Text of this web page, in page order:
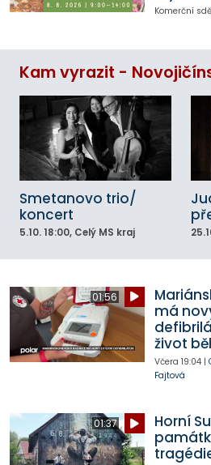
Komerční
Kam vyrazit -
Smetanovo trio/
koncert
5.10. 18:00, Celý MS kraj
01:56
má
život
Včera 19:04|
Fajtová
01:37
Horní